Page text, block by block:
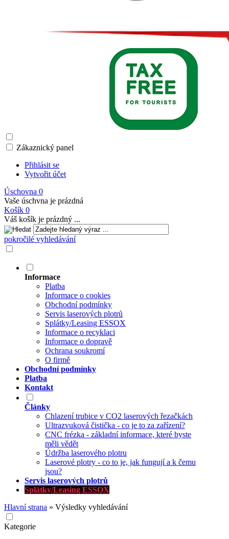
Zákaznický panel
Přihlásit se
Vytvořit účet
Úschovna 0
Vaše úschvna je prázdná
Košík 0
Váš košík je prázdný ...
pokročilé vyhledávání
Informace
Platba
Informace o cookies
Obchodní podmínky
Servis laserových plotrů
Splátky/Leasing ESSOX
Informace o recyklaci
Informace o dopravě
Ochrana soukromí
O firmě
Obchodní podmínky
Platba
Kontakt
Články
Chlazení trubice v CO2 laserových řezačkách
Ultrazvuková čistička - co je to za zařízení?
CNC frézka - základní informace, které byste
měli vědět
Údržba laserového plotru
Laserové plotry - co to je, jak fungují a k čemu
jsou?
Servis laserových plotrů
Splátky/Leasing ESSOX
Hlavní strana » Výsledky vyhledávání
Kategorie